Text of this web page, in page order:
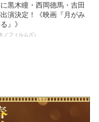
黒木瞳・西岡德馬・吉田
演決定！《映画『月がみ
』》
ノフィルムズ）